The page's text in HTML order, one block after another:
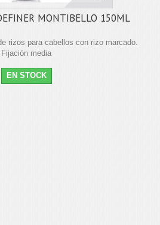
MONTIBELLO 150ML
rizos para cabellos con rizo marcado.
Fijación media
EN STOCK